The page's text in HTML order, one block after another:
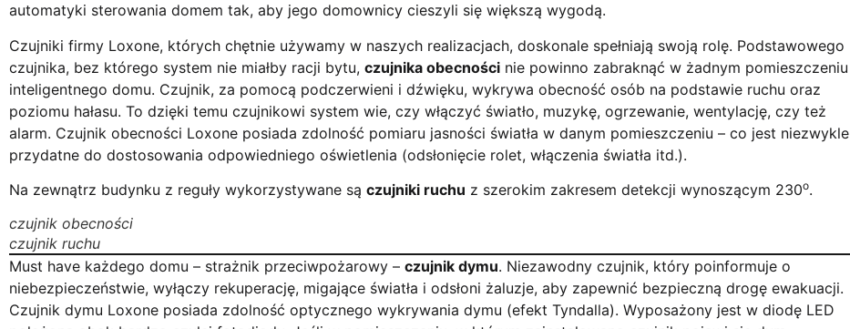
automatyki sterowania domem tak, aby jego domownicy cieszyli się większą wygodą.
Czujniki firmy Loxone, których chętnie używamy w naszych realizacjach, doskonale spełniają swoją rolę. Podstawowego
czujnika, bez którego system nie miałby racji bytu, czujnika obecności nie powinno zabraknąć w żadnym pomieszczeniu
inteligentnego domu. Czujnik, za pomocą podczerwieni i dźwięku, wykrywa obecność osób na podstawie ruchu oraz
poziomu hałasu. To dzięki temu czujnikowi system wie, czy włączyć światło, muzykę, ogrzewanie, wentylację, czy też
alarm. Czujnik obecności Loxone posiada zdolność pomiaru jasności światła w danym pomieszczeniu – co jest niezwykle
przydatne do dostosowania odpowiedniego oświetlenia (odsłonięcie rolet, włączenia światła itd.).
Na zewnątrz budynku z reguły wykorzystywane są czujniki ruchu z szerokim zakresem detekcji wynoszącym 230o.
czujnik obecności
czujnik ruchu
Must have każdego domu – strażnik przeciwpożarowy – czujnik dymu. Niezawodny czujnik, który poinformuje o
niebezpieczeństwie, wyłączy rekuperację, migające światła i odsłoni żaluzje, aby zapewnić bezpieczną drogę ewakuacji.
Czujnik dymu Loxone posiada zdolność optycznego wykrywania dymu (efekt Tyndalla). Wyposażony jest w diodę LED